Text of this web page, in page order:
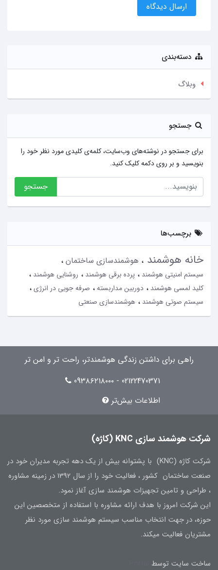
ارسال دیدگاه
دسته‌بندی
وبلاگ
جستجو
برای جستجو در نوشته‌های وب‌سایت، کلمه‌ی کلیدی مورد نظر خود را
بنویسید و بر روی دکمه کلیک کنید.
جستجو
برچسب‌ها
خانه هوشمند هوشمندسازی ساختمان
سیستم امنیتی هوشمند پرده برقی هوشمند
روشنایی هوشمند
کلید لمسی هوشمند
دوربین مداربسته
صرفه جویی در انرژی
سیستم صوتی هوشمند
هوشمندسازی صنعتی
راهی برای داشتن زندگی هوشمندتر، راحت تر و امن تر
02122470371 - 09۳۸۶۲۱۸۰۰۰
اطلاعات بیش‌تر
شرکت هوشمند سازی KNC (کاژه)
شرکت کاژه (KNC) با پشتوانه بیش از یک دهه تجربه مدیران خود در
صنعت ساختمان کشور ، فعالیت خود را از سال 1392 در زمینه مشاوره
، طراحی و تامین تجهیزات هوشمند سازی آغاز نمود.
این شرکت امروز با هدف ارائه مشاوره با استفاده از متخصصین این
حوزه، در جهت انتخاب مناسب سیستم هوشمند سازی مورد نظر
مشتریان فعالیت میکند.
ساخت سایت توسط